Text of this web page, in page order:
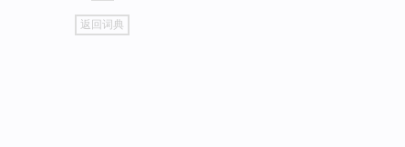
go
top
返回词典